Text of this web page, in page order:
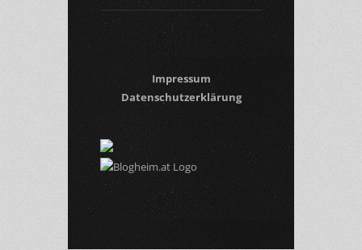
Impressum
Datenschutzerklärung